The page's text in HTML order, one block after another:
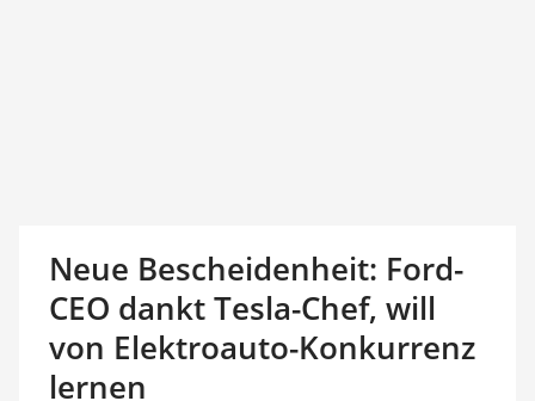
Neue Bescheidenheit: Ford-
CEO dankt Tesla-Chef, will
von Elektroauto-Konkurrenz
lernen